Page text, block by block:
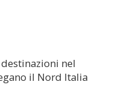
nel
il Nord Italia